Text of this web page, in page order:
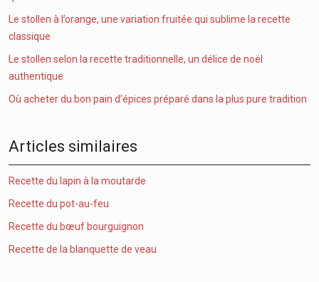
Le stollen à l’orange, une variation fruitée qui sublime la recette
classique
Le stollen selon la recette traditionnelle, un délice de noël
authentique
Où acheter du bon pain d’épices préparé dans la plus pure tradition
Articles similaires
Recette du lapin à la moutarde
Recette du pot-au-feu
Recette du bœuf bourguignon
Recette de la blanquette de veau